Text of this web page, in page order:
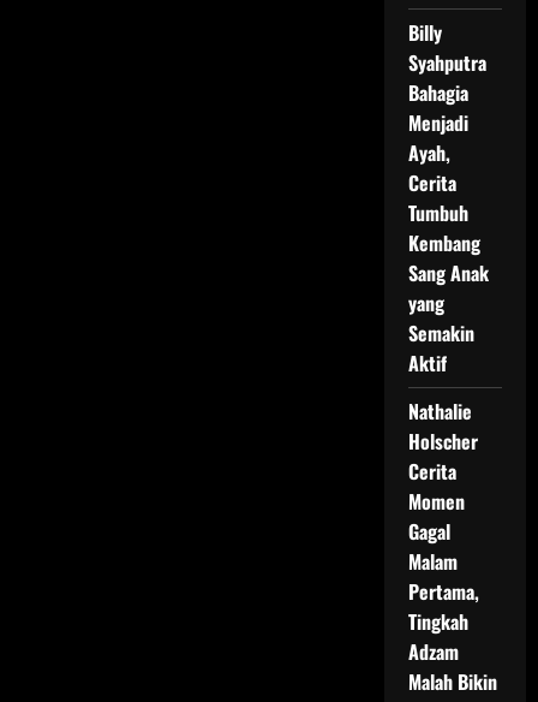
Billy
Syahputra
Bahagia
Menjadi
Ayah,
Cerita
Tumbuh
Kembang
Sang Anak
yang
Semakin
Aktif
Nathalie
Holscher
Cerita
Momen
Gagal
Malam
Pertama,
Tingkah
Adzam
Malah Bikin